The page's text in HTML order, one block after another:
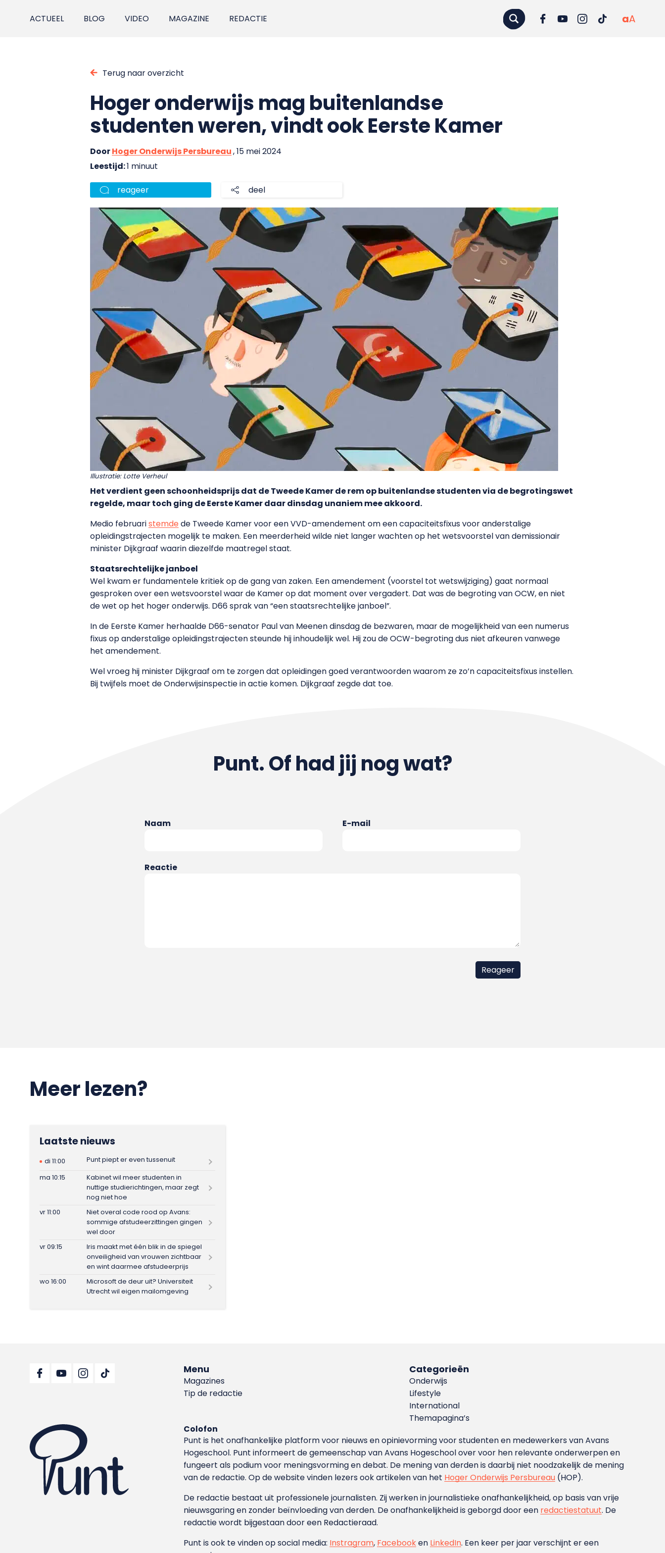
ACTUEEL BLOG VIDEO MAGAZINE REDACTIE aA
Terug naar overzicht
Hoger onderwijs mag buitenlandse
studenten weren, vindt ook Eerste Kamer
DoorHoger Onderwijs Persbureau, 15 mei 2024
Leestijd:1 minuut
reageer deel
Illustratie: Lotte Verheul
Het verdient geen schoonheidsprijs dat de Tweede Kamer de rem op buitenlandse studenten via de begrotingswet
regelde, maar toch ging de Eerste Kamer daar dinsdag unaniem mee akkoord.
Medio februaristemdede Tweede Kamer voor een VVD-amendement om een capaciteitsfixus voor anderstalige
opleidingstrajecten mogelijk te maken. Een meerderheid wilde niet langer wachten op het wetsvoorstel van demissionair
minister Dijkgraaf waarin diezelfde maatregel staat.
Staatsrechtelijke janboel
Wel kwam er fundamentele kritiek op de gang van zaken. Een amendement (voorstel tot wetswijziging) gaat normaal
gesproken over een wetsvoorstel waar de Kamer op dat moment over vergadert. Dat was de begroting van OCW, en niet
de wet op het hoger onderwijs. D66 sprak van “een staatsrechtelijke janboel”.
In de Eerste Kamer herhaalde D66-senator Paul van Meenen dinsdag de bezwaren, maar de mogelijkheid van een numerus
fixus op anderstalige opleidingstrajecten steunde hij inhoudelijk wel. Hij zou de OCW-begroting dus niet afkeuren vanwege
het amendement.
Wel vroeg hij minister Dijkgraaf om te zorgen dat opleidingen goed verantwoorden waarom ze zo’n capaciteitsfixus instellen.
Bij twijfels moet de Onderwijsinspectie in actie komen. Dijkgraaf zegde dat toe.
Punt. Of had jij nog wat?
Naam E-mail
Reactie
Meer lezen?
Laatste nieuws
di 11:00
Punt piept er even tussenuit
ma 10:15
Kabinet wil meer studenten in
nuttige studierichtingen, maar zegt
nog niet hoe
vr 11:00
Niet overal code rood op Avans:
sommige afstudeerzittingen gingen
wel door
vr 09:15
Iris maakt met één blik in de spiegel
onveiligheid van vrouwen zichtbaar
en wint daarmee afstudeerprijs
wo 16:00
Microsoft de deur uit? Universiteit
Utrecht wil eigen mailomgeving
Menu
Magazines
Tip de redactie
Categorieën
Onderwijs
Lifestyle
International
Themapagina’s
Colofon
Punt is het onafhankelijke platform voor nieuws en opinievorming voor studenten en medewerkers van Avans
Hoge­school. Punt informeert de gemeenschap van Avans Hogeschool over voor hen relevante onderwerpen en
fungeert als podium voor meningsvorming en debat. De mening van derden is daarbij niet noodzakelijk de mening
van de redactie. Op de website vinden lezers ook artikelen van het Hoger Onderwijs Persbureau (HOP).
De redactie bestaat uit professionele journalisten. Zij werken in journalistieke onafhankelijkheid, op basis van vrije
nieuwsgaring en zonder beïnvloeding van derden. De onafhankelijkheid is geborgd door een redactiestatuut. De
redactie wordt bijgestaan door een Redactieraad.
Punt is ook te vinden op social media: Instragram, Facebooken LinkedIn. Een keer per jaar verschijnt er een